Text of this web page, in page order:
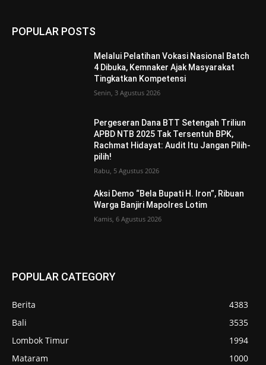
POPULAR POSTS
Melalui Pelatihan Vokasi Nasional Batch
4 Dibuka, Kemnaker Ajak Masyarakat
Tingkatkan Kompetensi
Senin, 3 Agustus 2026
Pergeseran Dana BTT Setengah Triliun
APBD NTB 2025 Tak Tersentuh BPK,
Rachmat Hidayat: Audit Itu Jangan Pilih-
pilih!
Rabu, 5 Agustus 2026
Aksi Demo “Bela Bupati H. Iron”, Ribuan
Warga Banjiri Mapolres Lotim
Kamis, 6 Agustus 2026
POPULAR CATEGORY
Berita
4383
Bali
3535
Lombok Timur
1994
Mataram
1000